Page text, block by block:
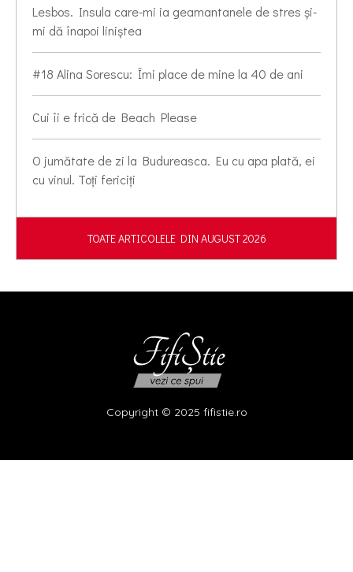
Lesbos. Insula care-mi ia geamantanele de stres și-
mi dă înapoi liniștea
#18 Alina Sorescu: Îmi place de mine la 40 de ani
Cui îi e frică de Beach Please
O jumătate de zi la Budureasca. Eu cu apa plată, ei
cu vinul. Toți fericiți
TOATE ARTICOLELE DIN AUGUST 2026
Copyright © 2025 fifistie.ro